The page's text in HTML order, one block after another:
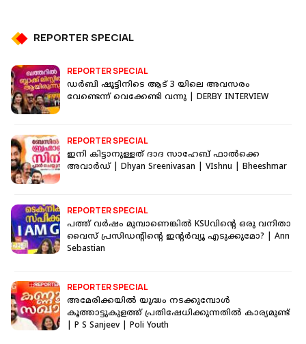
REPORTER SPECIAL
REPORTER SPECIAL
ഡർബി ഷൂട്ടിനിടെ ആട് 3 യിലെ അവസരം
വേണ്ടെന്ന് വെക്കേണ്ടി വന്നു | DERBY INTERVIEW
REPORTER SPECIAL
ഇനി കിട്ടാനുള്ളത് ദാദ സാഹേബ് ഫാൽക്കെ
അവാർഡ് | Dhyan Sreenivasan | VIshnu | Bheeshmar
REPORTER SPECIAL
പത്ത് വര്‍ഷം മുമ്പാണെങ്കില്‍ KSUവിന്റെ ഒരു വനിതാ
വൈസ് പ്രസിഡന്റിന്റെ ഇന്റര്‍വ്യൂ എടുക്കുമോ? | Ann
Sebastian
REPORTER SPECIAL
അമേരിക്കയിൽ യുദ്ധം നടക്കുമ്പോൾ
കൂത്താട്ടുകുളത്ത് പ്രതിഷേധിക്കുന്നതിൽ കാര്യമുണ്ട്
| P S Sanjeev | Poli Youth